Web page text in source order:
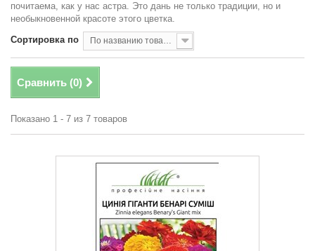
почитаема, как у нас астра. Это дань не только традиции, но и
необыкновенной красоте этого цветка.
Сортировка по
По названию товара, от А до Я
Сравнить (0)
Показано 1 - 7 из 7 товаров